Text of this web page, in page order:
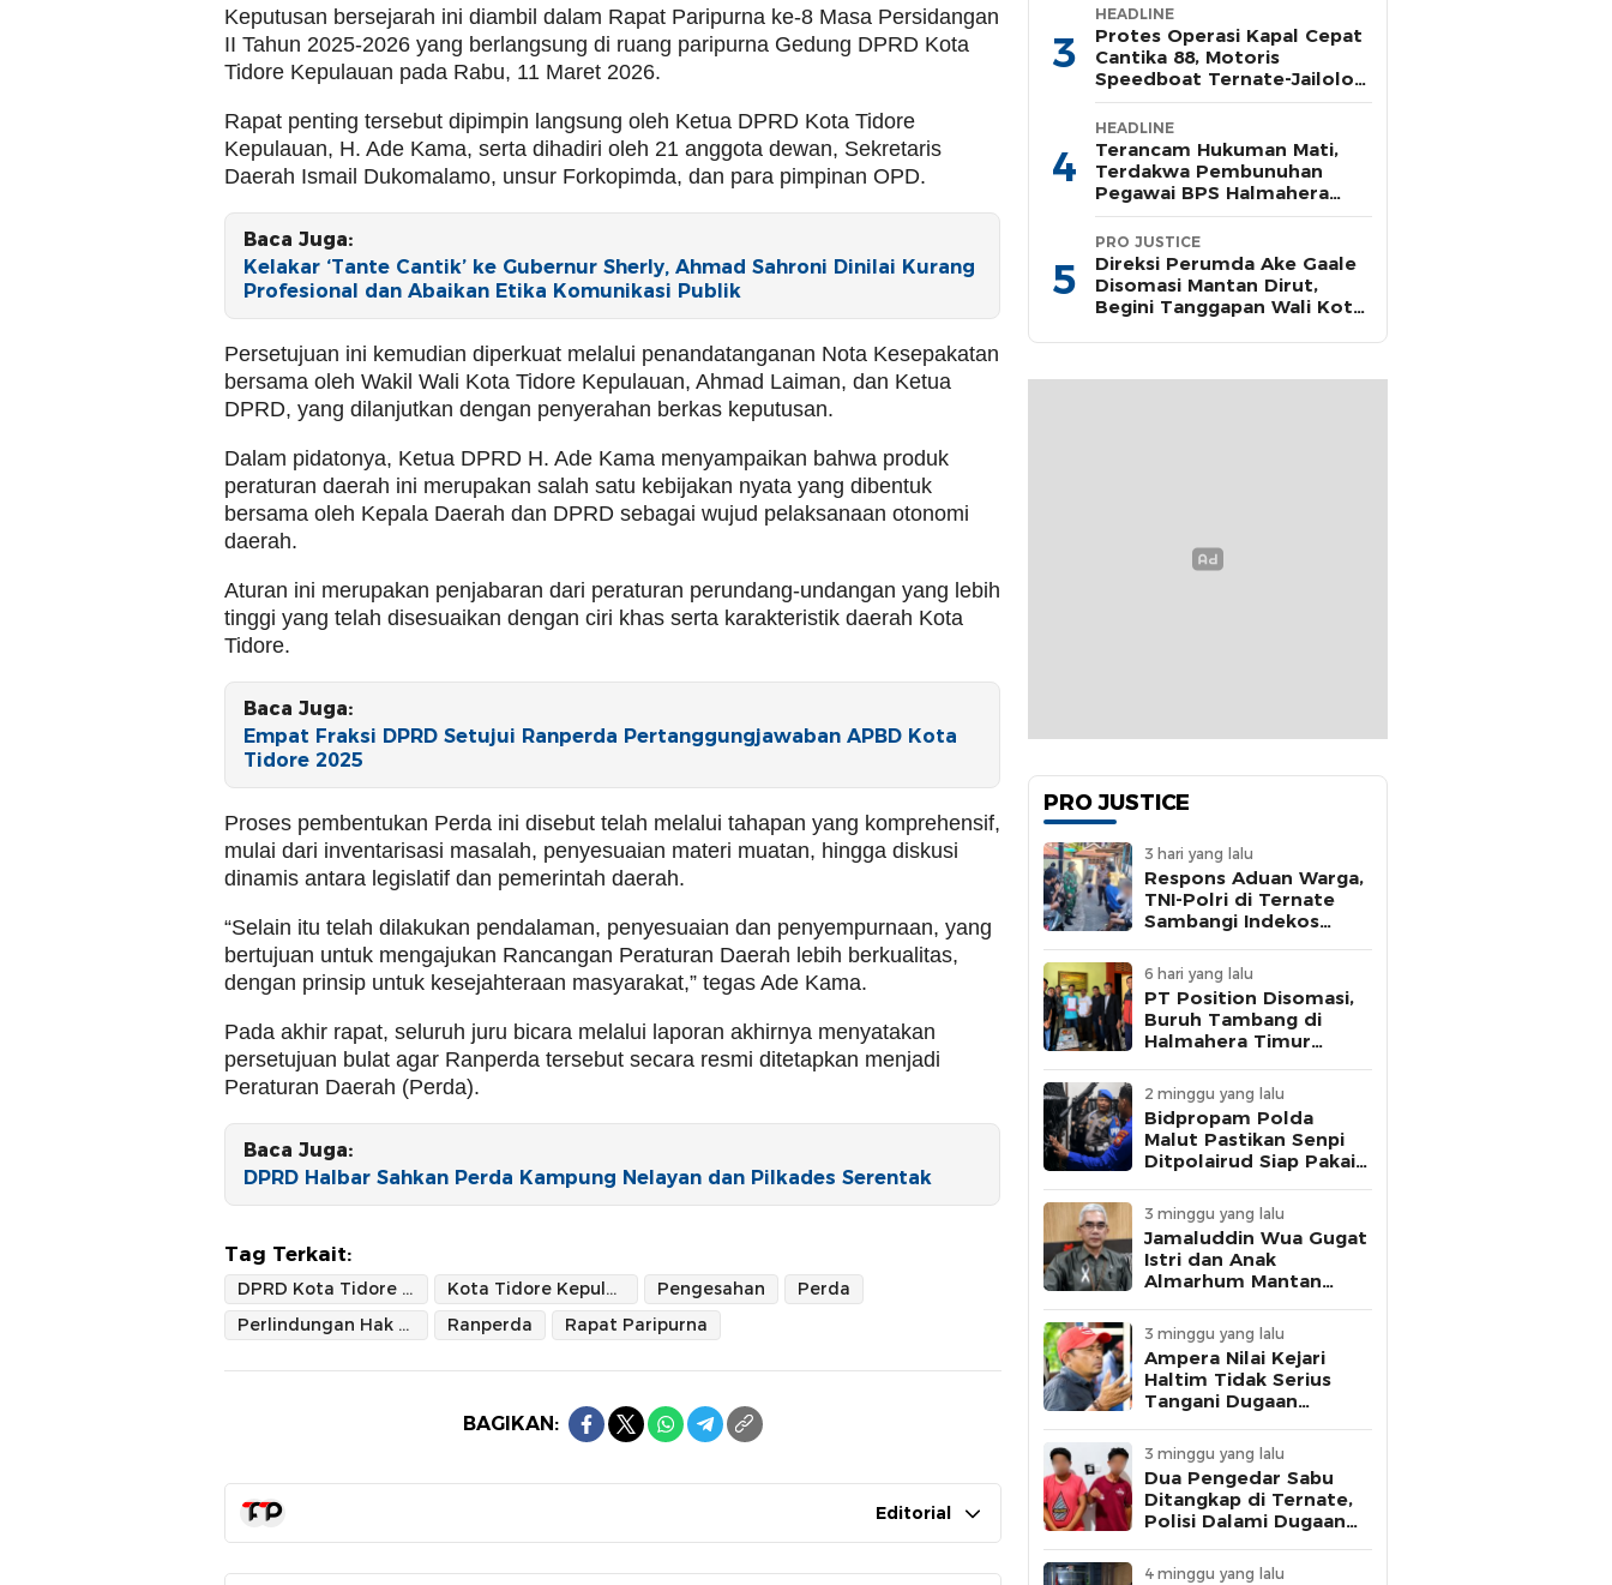
Keputusan bersejarah ini diambil dalam Rapat Paripurna ke-8 Masa Persidangan
II Tahun 2025-2026 yang berlangsung di ruang paripurna Gedung DPRD Kota
Tidore Kepulauan pada Rabu, 11 Maret 2026.
Rapat penting tersebut dipimpin langsung oleh Ketua DPRD Kota Tidore
Kepulauan, H. Ade Kama, serta dihadiri oleh 21 anggota dewan, Sekretaris
Daerah Ismail Dukomalamo, unsur Forkopimda, dan para pimpinan OPD.
Baca Juga:
Kelakar ‘Tante Cantik’ ke Gubernur Sherly, Ahmad Sahroni Dinilai Kurang
Profesional dan Abaikan Etika Komunikasi Publik
Persetujuan ini kemudian diperkuat melalui penandatanganan Nota Kesepakatan
bersama oleh Wakil Wali Kota Tidore Kepulauan, Ahmad Laiman, dan Ketua
DPRD, yang dilanjutkan dengan penyerahan berkas keputusan.
Dalam pidatonya, Ketua DPRD H. Ade Kama menyampaikan bahwa produk
peraturan daerah ini merupakan salah satu kebijakan nyata yang dibentuk
bersama oleh Kepala Daerah dan DPRD sebagai wujud pelaksanaan otonomi
daerah.
Aturan ini merupakan penjabaran dari peraturan perundang-undangan yang lebih
tinggi yang telah disesuaikan dengan ciri khas serta karakteristik daerah Kota
Tidore.
Baca Juga:
Empat Fraksi DPRD Setujui Ranperda Pertanggungjawaban APBD Kota
Tidore 2025
Proses pembentukan Perda ini disebut telah melalui tahapan yang komprehensif,
mulai dari inventarisasi masalah, penyesuaian materi muatan, hingga diskusi
dinamis antara legislatif dan pemerintah daerah.
“Selain itu telah dilakukan pendalaman, penyesuaian dan penyempurnaan, yang
bertujuan untuk mengajukan Rancangan Peraturan Daerah lebih berkualitas,
dengan prinsip untuk kesejahteraan masyarakat,” tegas Ade Kama.
Pada akhir rapat, seluruh juru bicara melalui laporan akhirnya menyatakan
persetujuan bulat agar Ranperda tersebut secara resmi ditetapkan menjadi
Peraturan Daerah (Perda).
Baca Juga:
DPRD Halbar Sahkan Perda Kampung Nelayan dan Pilkades Serentak
Tag Terkait:
DPRD Kota Tidore Kepulauan Kota Tidore Kepulauan Pengesahan
Perda
Perlindungan Hak Penyandang Disabilitas
Ranperda Rapat Paripurna
BAGIKAN:
Editorial
3
HEADLINE
Protes Operasi Kapal Cepat
Cantika 88, Motoris
Speedboat Ternate-Jailolo
Siap Aksi di Tengah Laut
4
HEADLINE
Terancam Hukuman Mati,
Terdakwa Pembunuhan
Pegawai BPS Halmahera
Timur Terima Dakwaan JPU
5
PRO JUSTICE
Direksi Perumda Ake Gaale
Disomasi Mantan Dirut,
Begini Tanggapan Wali Kota
PRO JUSTICE
3 hari yang lalu
Respons Aduan Warga,
TNI-Polri di Ternate
Sambangi Indekos
6 hari yang lalu
PT Position Disomasi,
Buruh Tambang di
Halmahera Timur
Tanpa BPJS
2 minggu yang lalu
Bidpropam Polda
Malut Pastikan Senpi
Ditpolairud Siap Pakai
3 minggu yang lalu
Jamaluddin Wua Gugat
Istri dan Anak
Almarhum Mantan
Tuntut Pelunasan
Utang Rp1 Miliar
3 minggu yang lalu
Ampera Nilai Kejari
Haltim Tidak Serius
Tangani Dugaan
Aksi Besar
3 minggu yang lalu
Dua Pengedar Sabu
Ditangkap di Ternate,
Polisi Dalami Dugaan
Binaan Lapas
4 minggu yang lalu